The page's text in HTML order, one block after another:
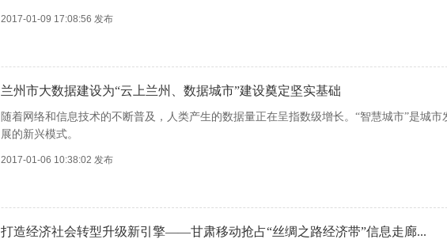
2017-01-09 17:08:56 发布
兰州市大数据建设为“云上兰州、数据城市”建设奠定坚实基础
随着网络和信息技术的不断普及，人类产生的数据量正在呈指数级增长。“智慧城市”是城市
展的新兴模式。
2017-01-06 10:38:02 发布
打造经济社会转型升级新引擎——甘肃移动抢占“丝绸之路经济带”信息走廊...